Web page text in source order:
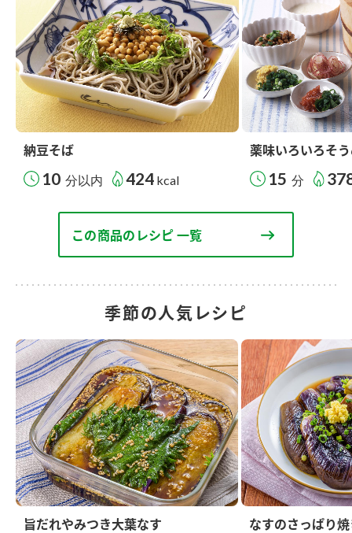
納豆そば
10 分以内 424 kcal
薬味いろいろそ
15 分
この商品のレシピ 一覧
季節の人気レシピ
旨だれやみつき大葉なす なすのさっぱり